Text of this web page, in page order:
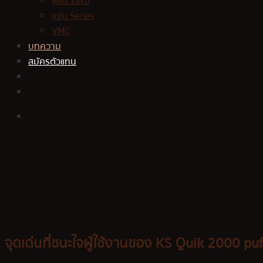
Infy Series
VMC
บทความ
สมัครตัวแทน
จุดเด่นที่ชนะใจผู้ใช้งานของ KS Quik 2000